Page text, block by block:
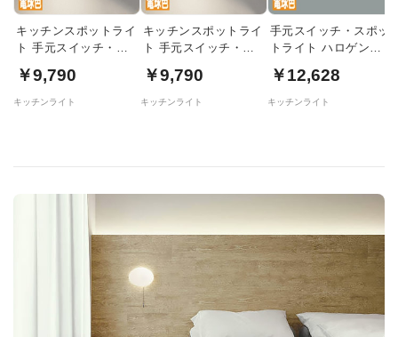
キッチンスポットライ
ト 手元スイッチ・電
ック
￥9,790
キッチンライト
キッチンスポットライ
ト 手元スイッチ・電
イト
￥9,790
キッチンライト
手元スイッチ・スポッ
トライト ハロゲン
￥12,628
キッチンライト